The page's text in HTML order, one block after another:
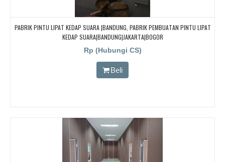
PABRIK PINTU LIPAT KEDAP SUARA |BANDUNG, PABRIK PEMBUATAN PINTU LIPAT
KEDAP SUARA|BANDUNG|JAKARTA|BOGOR
Rp (Hubungi CS)
Beli